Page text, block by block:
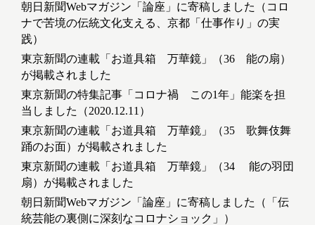
朝日新聞Webマガジン「論座」に寄稿しました（コロ
ナで苦境の伝統文化支える、京都「仕事作り」の実
践）
東京新聞の連載「お道具箱 万華鏡」（36 能の扇）
が掲載されました
東京新聞の特集記事「コロナ禍 この1年」能楽を担
当しました（2020.12.11）
東京新聞の連載「お道具箱 万華鏡」（35 歌舞伎舞
踊のお面）が掲載されました
東京新聞の連載「お道具箱 万華鏡」（34 能の羽団
扇）が掲載されました
朝日新聞Webマガジン「論座」に寄稿しました（「伝
統芸能の裏側に深刻なコロナショック」）